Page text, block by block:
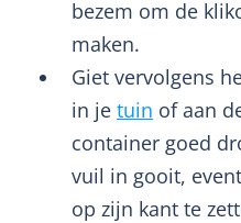
bezem om de
maken.
Giet vervolgens
in je tuin of aan
container goed
vuil in gooit,
op zijn kant te